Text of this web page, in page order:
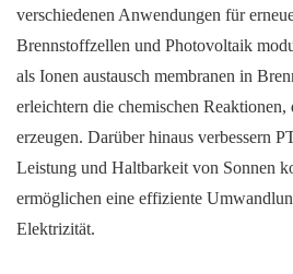
verschiedenen Anwendungen für
Brennstoffzellen und Photovoltaik
als Ionen austausch membranen in
erleichtern die chemischen Reaktionen,
erzeugen. Darüber hinaus verbessern
Leistung und Haltbarkeit von Sonnen
ermöglichen eine effiziente
Elektrizität.